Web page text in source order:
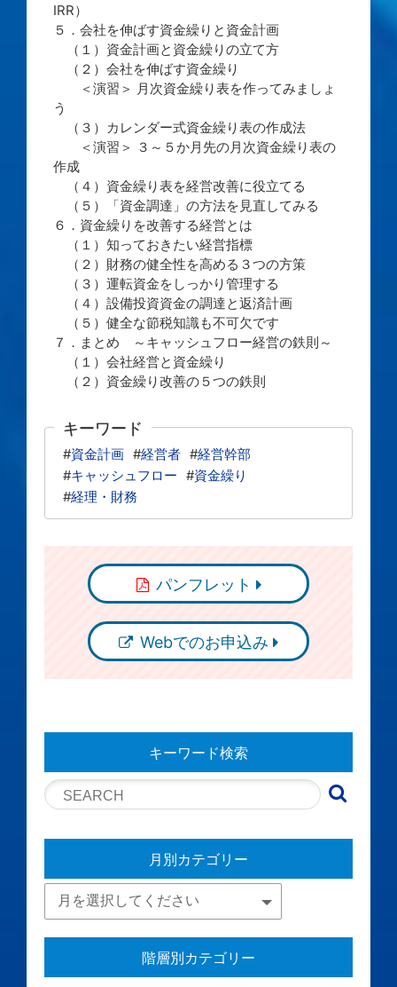
IRR）
５．会社を伸ばす資金繰りと資金計画
（１）資金計画と資金繰りの立て方
（２）会社を伸ばす資金繰り
＜演習＞ 月次資金繰り表を作ってみましょ
う
（３）カレンダー式資金繰り表の作成法
＜演習＞ ３～５か月先の月次資金繰り表の
作成
（４）資金繰り表を経営改善に役立てる
（５）「資金調達」の方法を見直してみる
６．資金繰りを改善する経営とは
（１）知っておきたい経営指標
（２）財務の健全性を高める３つの方策
（３）運転資金をしっかり管理する
（４）設備投資資金の調達と返済計画
（５）健全な節税知識も不可欠です
７．まとめ ～キャッシュフロー経営の鉄則～
（１）会社経営と資金繰り
（２）資金繰り改善の５つの鉄則
キーワード
#資金計画 #経営者 #経営幹部
#キャッシュフロー #資金繰り
#経理・財務
パンフレット
Webでのお申込み
キーワード検索
月別カテゴリー
階層別カテゴリー